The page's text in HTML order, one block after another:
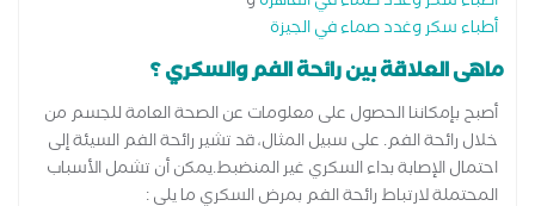
أطباء سكر وغدد صماء في الجيزة
ماهى العلاقة بين رائحة الفم والسكري ؟
أصبح بإمكاننا الحصول على معلومات عن الصحة العامة للجسم من
خلال رائحة الفم. على سبيل المثال، قد تشير رائحة الفم السيئة إلى
احتمال الإصابة بداء السكري غير المنضبط.يمكن أن تشمل الأسباب
المحتملة لارتباط رائحة الفم بمرض السكري ما يلي :